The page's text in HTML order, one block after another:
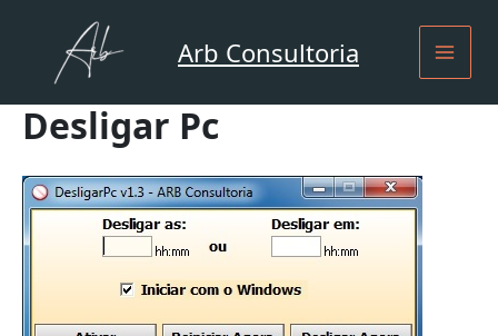
Arb Consultoria
Desligar Pc